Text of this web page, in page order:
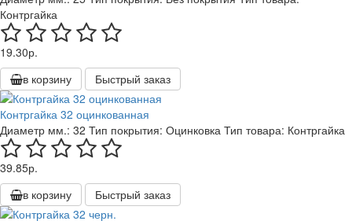
Контргайка
19.30р.
в корзину
Быстрый заказ
Контргайка 32 оцинкованная
Диаметр мм.: 32 Тип покрытия: Оцинковка Тип товара: Контргайка
39.85р.
в корзину
Быстрый заказ